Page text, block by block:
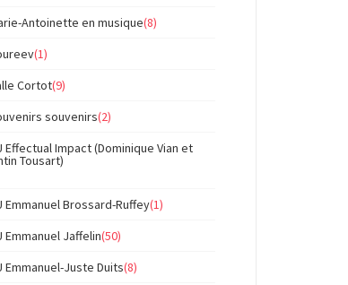
Antoinette en musique(8)
(1)
Cortot(9)
souvenirs(2)
Effectual Impact (Dominique Vian et
Tousart)
Emmanuel Brossard-Ruffey(1)
Emmanuel Jaffelin(50)
Emmanuel-Juste Duits(8)